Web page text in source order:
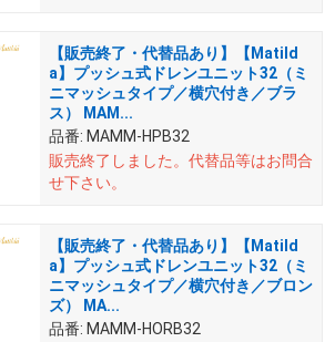
【販売終了・代替品あり】【Matild
a】プッシュ式ドレンユニット32（ミ
ニマッシュタイプ／横穴付き／ブラ
ス） MAM...
品番: MAMM-HPB32
販売終了しました。 代替品等はお問合
せ下さい。
【販売終了・代替品あり】【Matild
a】プッシュ式ドレンユニット32（ミ
ニマッシュタイプ／横穴付き／ブロン
ズ） MA...
品番: MAMM-HORB32